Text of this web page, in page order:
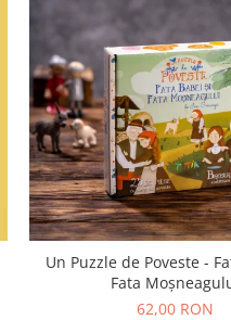
Un Puzzle de Poveste -
Fata
62,00 RON